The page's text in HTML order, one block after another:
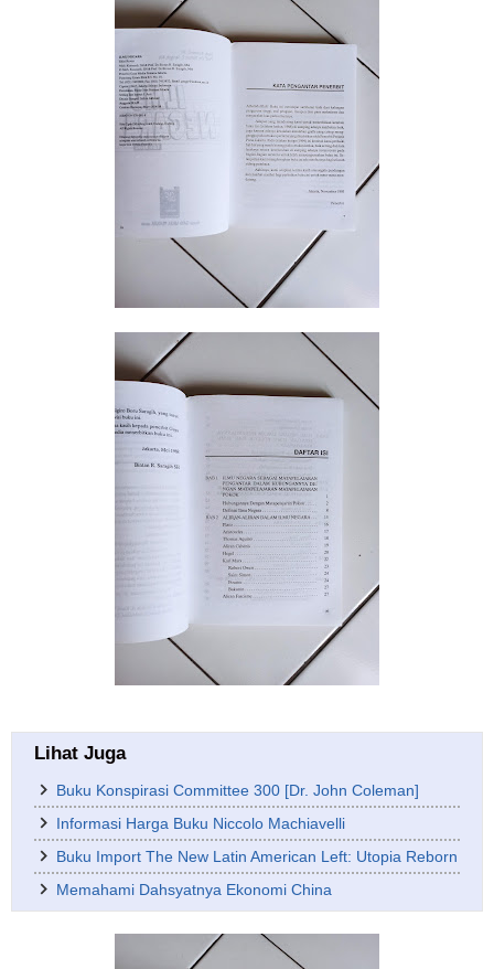
Lihat Juga
Buku Konspirasi Committee 300 [Dr. John Coleman]
Informasi Harga Buku Niccolo Machiavelli
Buku Import The New Latin American Left: Utopia Reborn
Memahami Dahsyatnya Ekonomi China